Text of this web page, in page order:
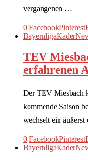
vergangenen …
0 FacebookPinterest
BayernligaKader
TEV
erfahrenen
Der TEV Miesbach
kommende Saison
wechselt ein
0 FacebookPinterest
BayernligaKader